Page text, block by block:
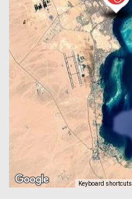
Keyboard shortcuts